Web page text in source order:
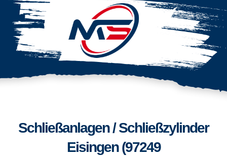
Schließanlagen / Schließzylinder
Eisingen (97249